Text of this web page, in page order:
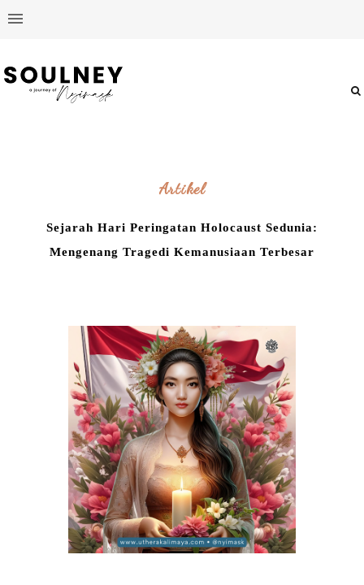
Artikel
Sejarah Hari Peringatan Holocaust Sedunia:
Mengenang Tragedi Kemanusiaan Terbesar